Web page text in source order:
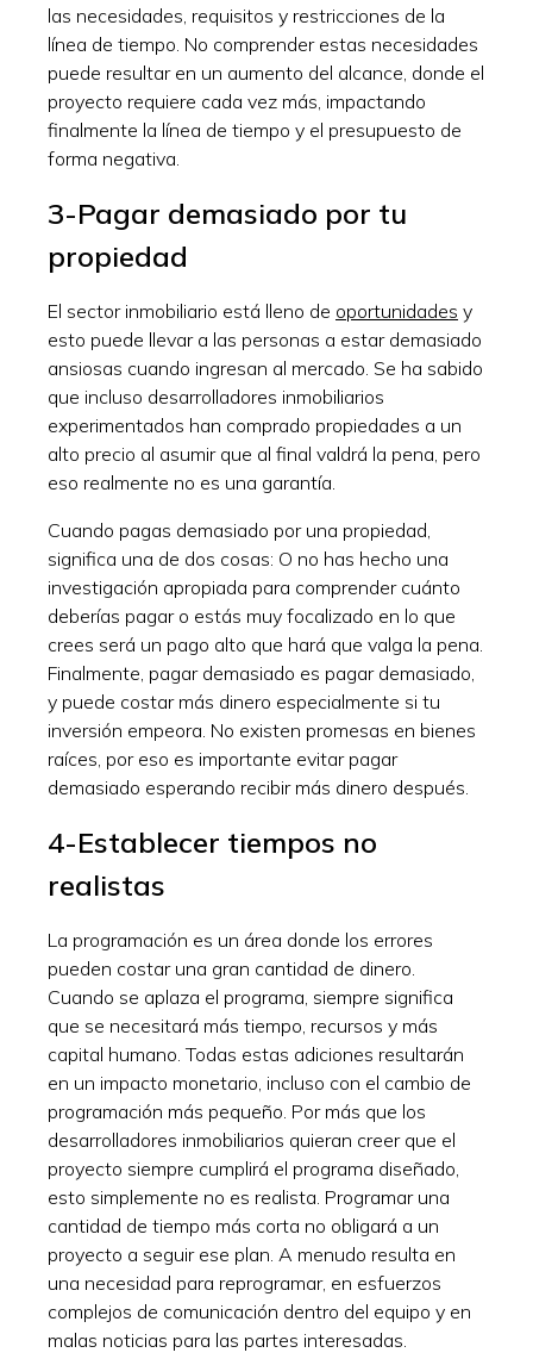
las necesidades, requisitos y restricciones de la
línea de tiempo. No comprender estas necesidades
puede resultar en un aumento del alcance, donde el
proyecto requiere cada vez más, impactando
finalmente la línea de tiempo y el presupuesto de
forma negativa.
3-Pagar demasiado por tu
propiedad
El sector inmobiliario está lleno de oportunidades y
esto puede llevar a las personas a estar demasiado
ansiosas cuando ingresan al mercado. Se ha sabido
que incluso desarrolladores inmobiliarios
experimentados han comprado propiedades a un
alto precio al asumir que al final valdrá la pena, pero
eso realmente no es una garantía.
Cuando pagas demasiado por una propiedad,
significa una de dos cosas: O no has hecho una
investigación apropiada para comprender cuánto
deberías pagar o estás muy focalizado en lo que
crees será un pago alto que hará que valga la pena.
Finalmente, pagar demasiado es pagar demasiado,
y puede costar más dinero especialmente si tu
inversión empeora. No existen promesas en bienes
raíces, por eso es importante evitar pagar
demasiado esperando recibir más dinero después.
4-Establecer tiempos no
realistas
La programación es un área donde los errores
pueden costar una gran cantidad de dinero.
Cuando se aplaza el programa, siempre significa
que se necesitará más tiempo, recursos y más
capital humano. Todas estas adiciones resultarán
en un impacto monetario, incluso con el cambio de
programación más pequeño. Por más que los
desarrolladores inmobiliarios quieran creer que el
proyecto siempre cumplirá el programa diseñado,
esto simplemente no es realista. Programar una
cantidad de tiempo más corta no obligará a un
proyecto a seguir ese plan. A menudo resulta en
una necesidad para reprogramar, en esfuerzos
complejos de comunicación dentro del equipo y en
malas noticias para las partes interesadas.